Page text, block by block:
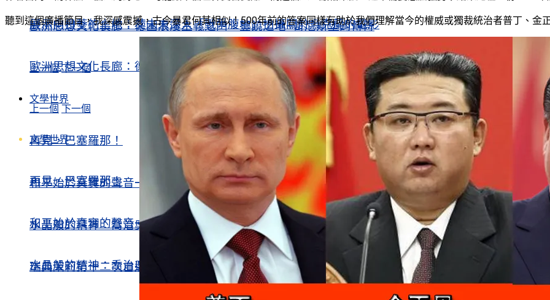
歐洲思想文化長廊：德國浪漫主義之四：豐饒之地–哥尼斯堡的傳奇
上一個 下一個
文學世界
再見，巴塞羅那！
和平始於真實的聲音——在戰爭與謊言時代作家的責任
水晶般的精神：喬治奧威爾與西班牙內戰
瑞典茉莉第十二次自選題畫詩10首
展示向日葵的土地：艾未未深入「戰爭腹地」拍攝關於烏克蘭的電影
歐洲思想文化長廊：德國浪漫主義之四：豐饒之地–哥尼斯堡的傳奇
上一個 下一個
文學世界
再見，巴塞羅那！
和平始於真實的聲音——在戰爭與謊言時代作家的責任
水晶般的精神：喬治奧威爾與西班牙內戰
聽到這個廣播節目，我深感震撼，古今暴君何其相似！500年前的答案同樣有助於我們理解當今的權威或獨裁統治者普丁、金